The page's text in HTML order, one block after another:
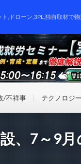
,ドローン,3PL,独自取材で
/不祥事 テクノロジ
、7～9